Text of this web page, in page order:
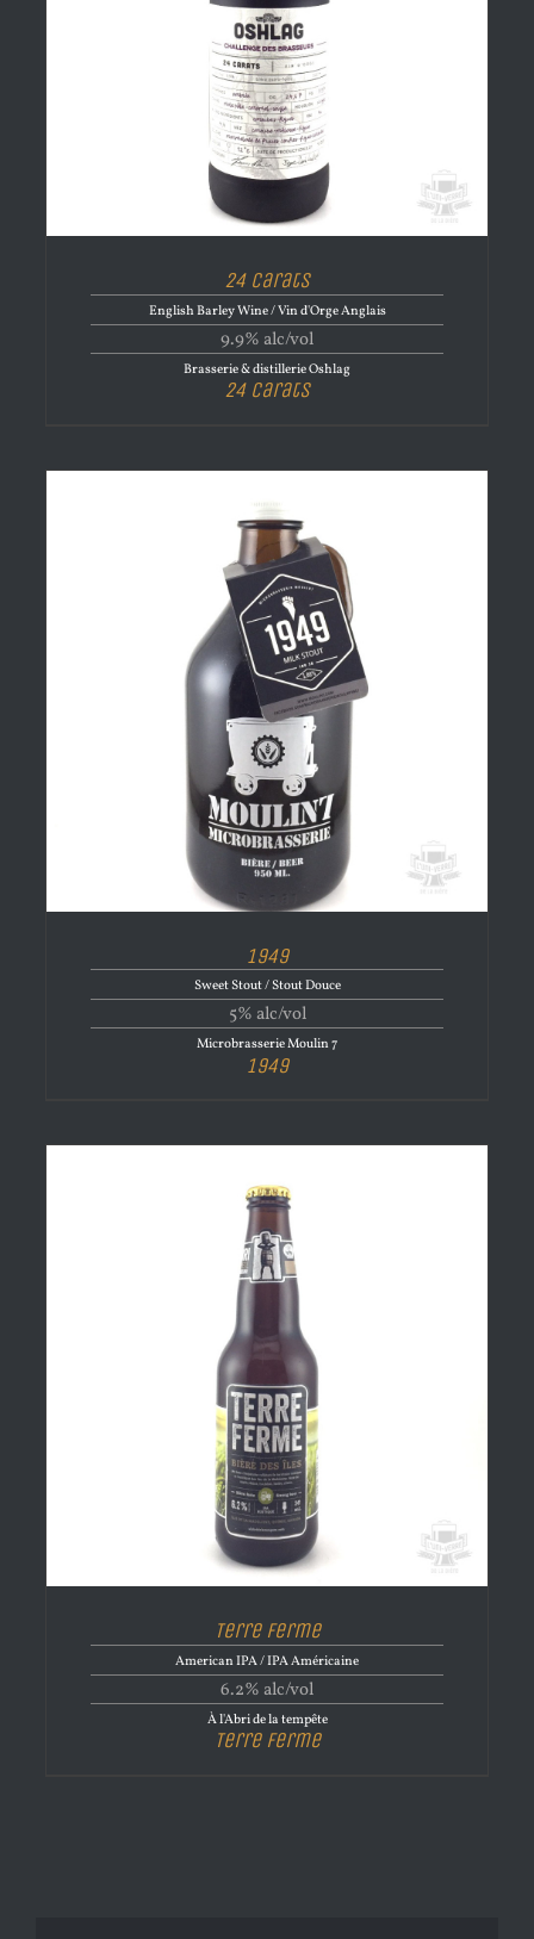
24 Carats
English Barley Wine / Vin d'Orge Anglais
9.9% alc/vol
Brasserie & distillerie Oshlag
24 Carats
1949
Sweet Stout / Stout Douce
5% alc/vol
Microbrasserie Moulin 7
1949
Terre Ferme
American IPA / IPA Américaine
6.2% alc/vol
À l'Abri de la tempête
Terre Ferme